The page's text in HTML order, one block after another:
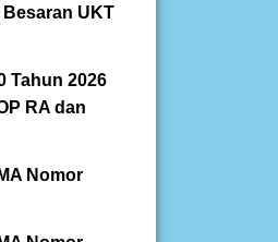
Besaran UKT
Tahun 2026
RA dan
Nomor